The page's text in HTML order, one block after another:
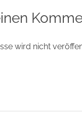
wird nicht